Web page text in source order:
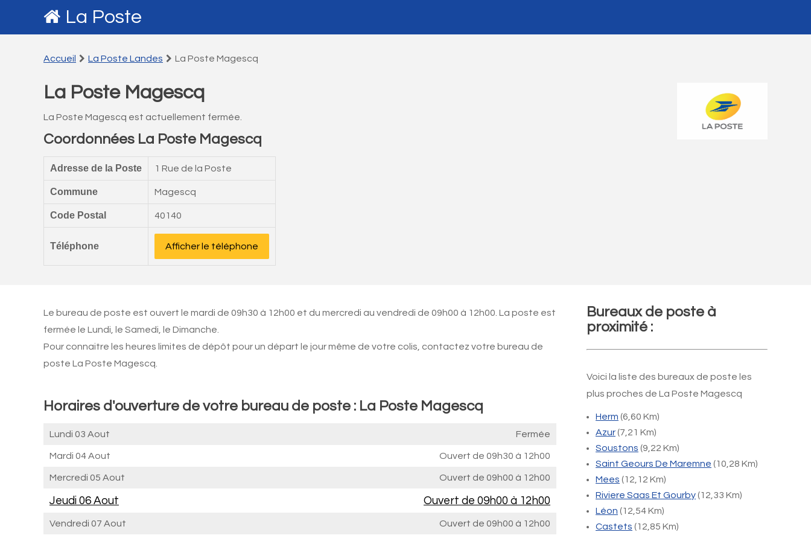
La Poste
Accueil La Poste Landes La Poste Magescq
La Poste Magescq
La Poste Magescq est actuellement fermée.
Coordonnées La Poste Magescq
Adresse de la Poste 1 Rue de la Poste
Commune Magescq
Code Postal 40140
Téléphone Afficher le téléphone
Le bureau de poste est ouvert le mardi de 09h30 à 12h00 et du mercredi au vendredi de 09h00 à 12h00. La poste est
fermée le Lundi, le Samedi, le Dimanche.
Pour connaitre les heures limites de dépôt pour un départ le jour même de votre colis, contactez votre bureau de
poste La Poste Magescq.
Horaires d'ouverture de votre bureau de poste : La Poste Magescq
Lundi 03 Aout Fermée
Mardi 04 Aout Ouvert de 09h30 à 12h00
Mercredi 05 Aout Ouvert de 09h00 à 12h00
Jeudi 06 Aout Ouvert de 09h00 à 12h00
Vendredi 07 Aout Ouvert de 09h00 à 12h00
Bureaux de poste à
proximité :
Voici la liste des bureaux de poste les
plus proches de La Poste Magescq
Herm (6,60 Km)
Azur(7,21 Km)
Soustons (9,22 Km)
Saint Geours De Maremne (10,28 Km)
Mees (12,12 Km)
Riviere Saas Et Gourby(12,33 Km)
Léon (12,54 Km)
Castets (12,85 Km)